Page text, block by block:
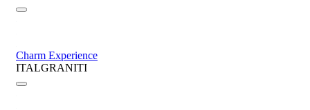
Charm Experience
ITALGRANITI